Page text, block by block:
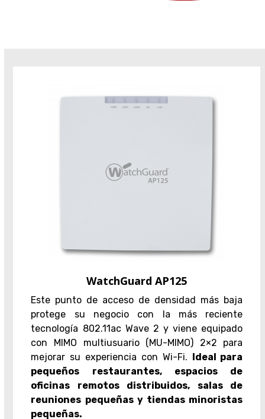
WatchGuard AP125
Este punto de acceso de densidad más baja
protege su negocio con la más reciente
tecnología 802.11ac Wave 2 y viene equipado
con MIMO multiusuario (MU-MIMO) 2×2 para
mejorar su experiencia con Wi-Fi. Ideal para
pequeños restaurantes, espacios de
oficinas remotos distribuidos, salas de
reuniones pequeñas y tiendas minoristas
pequeñas.